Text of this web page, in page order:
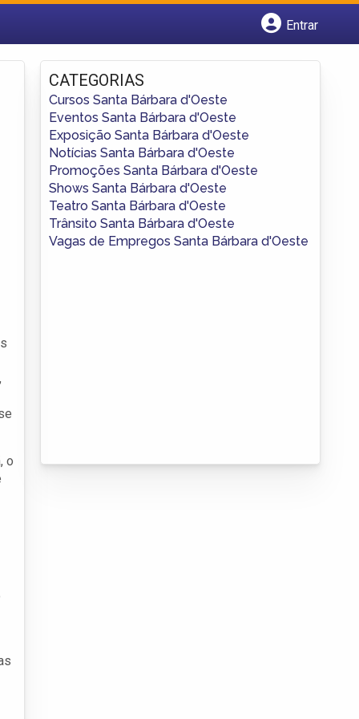
Entrar
Fazer login
Criar conta
o
CATEGORIAS
Cursos Santa Bárbara d'Oeste
Eventos Santa Bárbara d'Oeste
Exposição Santa Bárbara d'Oeste
Notícias Santa Bárbara d'Oeste
Promoções Santa Bárbara d'Oeste
Shows Santa Bárbara d'Oeste
Teatro Santa Bárbara d'Oeste
Trânsito Santa Bárbara d'Oeste
Vagas de Empregos Santa Bárbara d'Oeste